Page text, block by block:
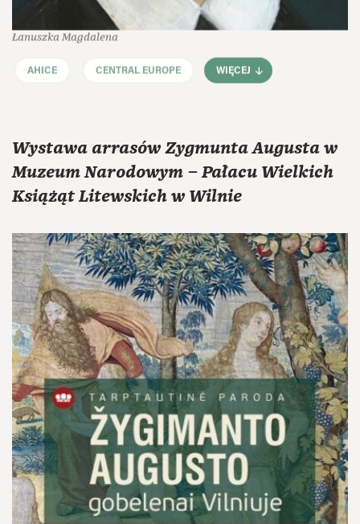
Łanuszka Magdalena
AHICE CENTRAL EUROPE WIĘCEJ
Wystawa arrasów Zygmunta Augusta w
Muzeum Narodowym – Pałacu Wielkich
Książąt Litewskich w Wilnie